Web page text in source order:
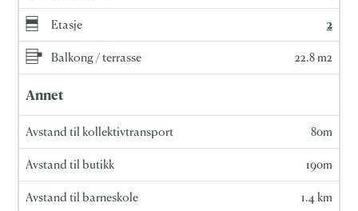
Etasje
2
Balkong / terrasse
22.8 m2
Annet
Avstand til kollektivtransport
80m
Avstand til butikk
190m
Avstand til barneskole
1.4 km